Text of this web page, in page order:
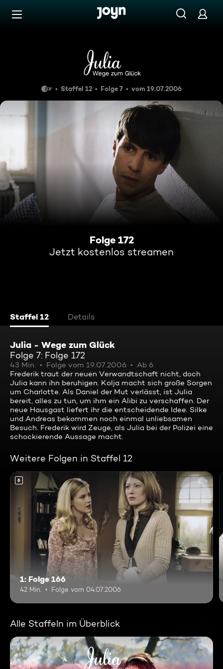
Zum Inhalt springen
Folge 172
Staffel 12 Folge 7 vom 19.07.2006
Folge 172
Jetzt kostenlos streamen
Staffel 12 Details
Julia - Wege zum Glück
Folge 7: Folge 172
43 Min. Folge vom 19.07.2006
Ab 6
Frederik traut der neuen Verwandtschaft nicht, doch
Julia kann ihn beruhigen. Kolja macht sich große Sorgen
um Charlotte. Als Daniel der Mut verlässt, ist Julia
bereit, alles zu tun, um ihm ein Alibi zu verschaffen. Der
neue Hausgast liefert ihr die entscheidende Idee. Silke
und Andreas bekommen noch einmal unliebsamen
Besuch. Frederik wird Zeuge, als Julia bei der Polizei eine
schockierende Aussage macht.
Weitere Folgen in Staffel 12
6
1: Folge 166
42 Min. Folge vom 04.07.2006
Alle Staffeln im Überblick